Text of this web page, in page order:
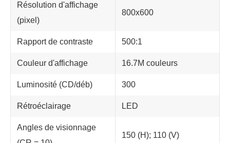
Résolution d'affichage
(pixel)
800x600
Rapport de contraste 500:1
Couleur d'affichage 16.7M couleurs
Luminosité (CD/déb) 300
Rétroéclairage LED
Angles de visionnage
150 (H); 110 (V)